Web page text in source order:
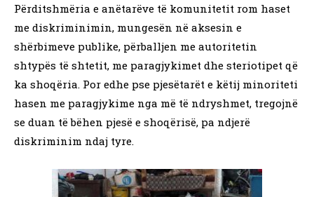
Përditshmëria e anëtarëve të komunitetit rom haset
me diskriminimin, mungesën në aksesin e
shërbimeve publike, përballjen me autoritetin
shtypës të shtetit, me paragjykimet dhe steriotipet që
ka shoqëria. Por edhe pse pjesëtarët e këtij minoriteti
hasen me paragjykime nga më të ndryshmet, tregojnë
se duan të bëhen pjesë e shoqërisë, pa ndjerë
diskriminim ndaj tyre.